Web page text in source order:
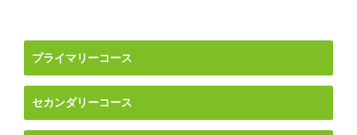
ー
シ
ョ
ン
プライマリーコース
セカンダリーコース